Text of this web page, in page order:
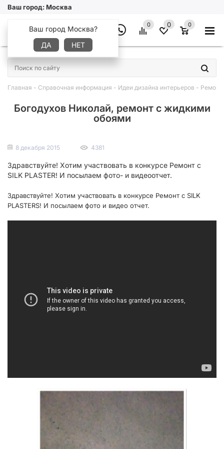
Ваш город:Москва
Ваш город Москва?
ДА
НЕТ
0 0 0
×
Главная - Справочная информация - Идеи дизайна интерьеров - Ремонт
Богодухов Николай, ремонт с жидкими
обоями
8 декабря 2015 4381
Здравствуйте! Хотим участвовать в конкурсе Ремонт с
SILK PLASTER! И посылаем фото- и видеоотчет.
Здравствуйте! Хотим участвовать в конкурсе Ремонт с SILK
PLASTERS! И посылаем фото и видео отчет.